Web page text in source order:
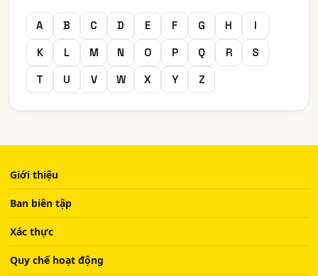
A B C D E F G H
I
K
L M N O P Q R
S
T
U V W X Y Z
Giới thiệu
Ban biên tập
Xác thực
Quy chế hoạt động